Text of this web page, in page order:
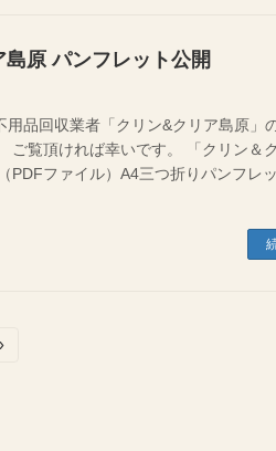
原 パンフレット公開
用品回収業者「クリン&クリア島原」
ご覧頂ければ幸いです。 「クリン＆
PDFファイル）A4三つ折りパンフ